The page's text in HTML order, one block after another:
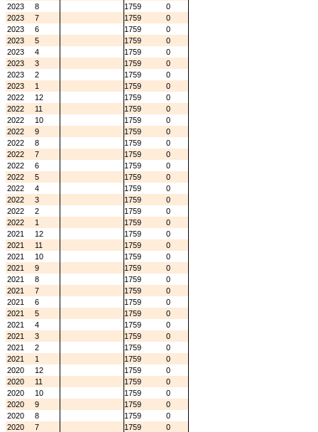
2023
8 1759
0
2023
7 1759
0
2023
6 1759
0
2023
5 1759
0
2023
4 1759
0
2023
3 1759
0
2023
2 1759
0
2023
1 1759
0
2022
12 1759
0
2022
11 1759
0
2022
10 1759
0
2022
9 1759
0
2022
8 1759
0
2022
7 1759
0
2022
6 1759
0
2022
5 1759
0
2022
4 1759
0
2022
3 1759
0
2022
2 1759
0
2022
1 1759
0
2021
12 1759
0
2021
11 1759
0
2021
10 1759
0
2021
9 1759
0
2021
8 1759
0
2021
7 1759
0
2021
6 1759
0
2021
5 1759
0
2021
4 1759
0
2021
3 1759
0
2021
2 1759
0
2021
1 1759
0
2020
12 1759
0
2020
11 1759
0
2020
10 1759
0
2020
9 1759
0
2020
8 1759
0
2020
7 1759
0